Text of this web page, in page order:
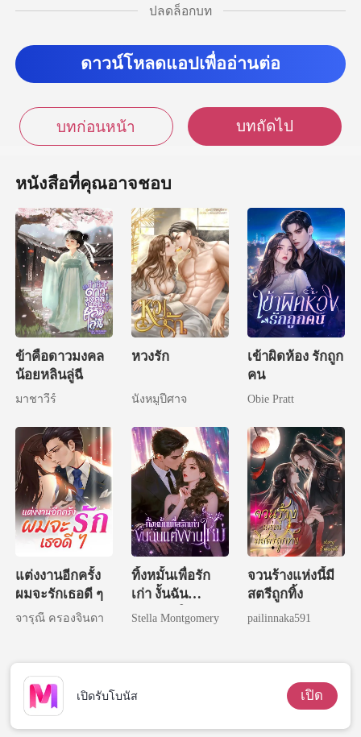
ปลดล็อกบท
ดาวน์โหลดแอปเพื่ออ่านต่อ
บทก่อนหน้า บทถัดไป
หนังสือที่คุณอาจชอบ
ข้าคือดาวมงคล
น้อยหลินลู่ฉี
มาชาวีร์
หวงรัก
นังหมูปีศาจ
เข้าผิดห้อง รักถูก
คน
Obie Pratt
แต่งงานอีกครั้ง
ผมจะรักเธอดี ๆ
จารุณี ครองจินดา
ทิ้งหมั้นเพื่อรัก
เก่า งั้นฉัน
แต่งงานใหม่
Stella Montgomery
จวนร้างแห่งนี้มี
สตรีถูกทิ้ง
pailinnaka591
เปิดรับโบนัส เปิด